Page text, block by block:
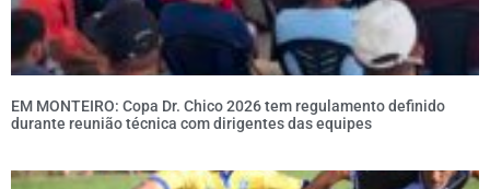
EM MONTEIRO: Copa Dr. Chico 2026 tem regulamento definido
durante reunião técnica com dirigentes das equipes